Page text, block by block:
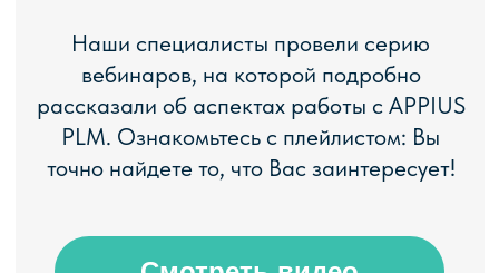
ЭФФЕКТЫ ОТ